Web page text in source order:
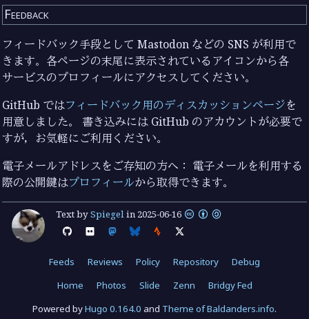
Feedback
フィードバック手段として Mastodon などの SNS が利用で
きます。各ページの末尾に表示されているアイコンから各
サービスのプロフィールにアクセスしてください。
GitHub ではフィードバック用のディスカッションページを
用意しました。 書き込みには GitHub のアカウントが必要で
すが，お気軽にご利用ください。
電子メールアドレスをご存知の方へ： 電子メールを利用する
際の公開鍵はプロフィールから取得できます。
Text bySpiegelin 2025-06-16
Feeds Reviews Policy Repository
Debug
Home
Photos Slide Zenn
Bridgy Fed
Powered byHugo 0.164.0 and Theme of Baldanders.info.